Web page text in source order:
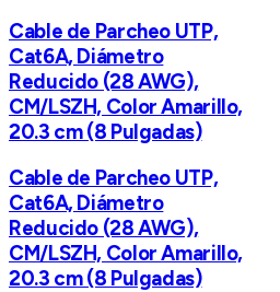
Cable de Parcheo UTP,
Cat6A, Diámetro
Reducido (28 AWG),
CM/LSZH, Color Amarillo,
20.3 cm (8 Pulgadas)
Cable de Parcheo UTP,
Cat6A, Diámetro
Reducido (28 AWG),
CM/LSZH, Color Amarillo,
20.3 cm (8 Pulgadas)